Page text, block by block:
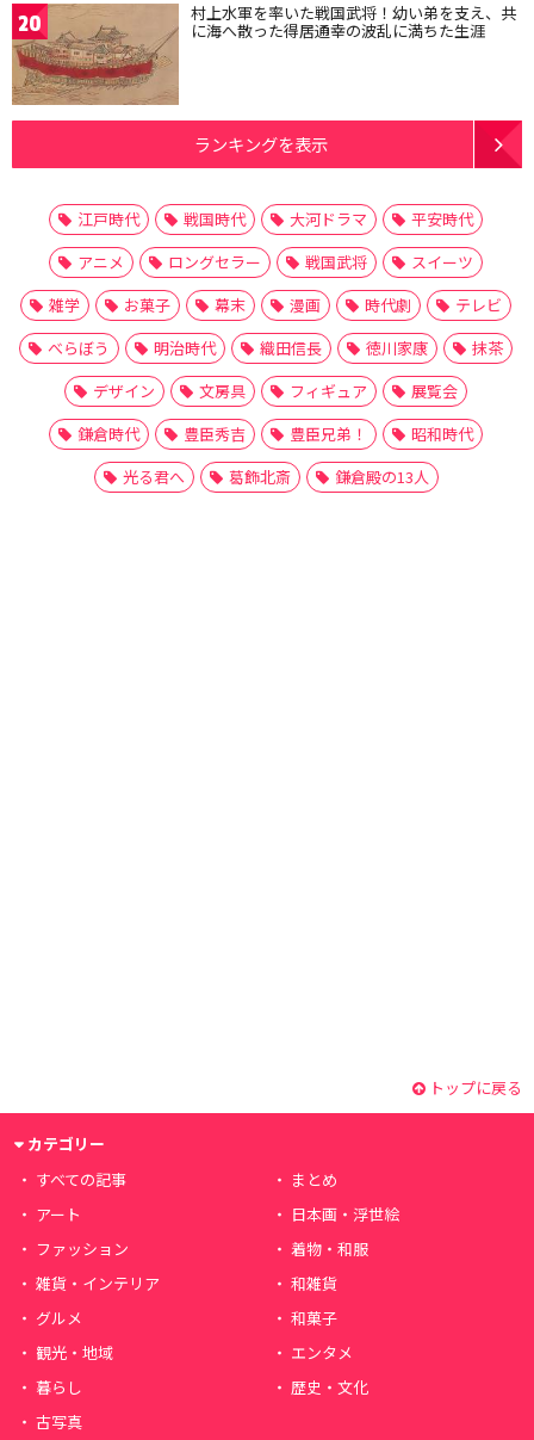
20 村上水軍を率いた戦国武将！幼い弟を支え、共
に海へ散った得居通幸の波乱に満ちた生涯
ランキングを表示
江戸時代 戦国時代 大河ドラマ
平安時代
アニメ
ロングセラー 戦国武将
スイーツ
雑学
お菓子 幕末 漫画 時代劇
テレビ
べらぼう
明治時代 織田信長 徳川家康
抹茶
デザイン
文房具 フィギュア
展覧会
鎌倉時代
豊臣秀吉 豊臣兄弟！
昭和時代
光る君へ
葛飾北斎 鎌倉殿の13人
トップに戻る
カテゴリー
すべての記事
まとめ
アート
日本画・浮世絵
ファッション
着物・和服
雑貨・インテリア
和雑貨
グルメ
和菓子
観光・地域
エンタメ
暮らし
歴史・文化
古写真